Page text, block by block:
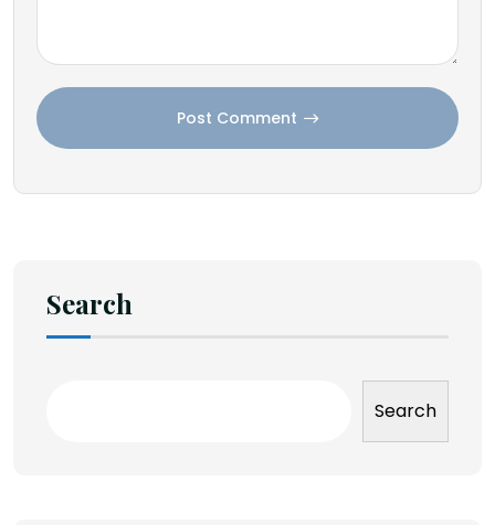
Post Comment
Search
Search